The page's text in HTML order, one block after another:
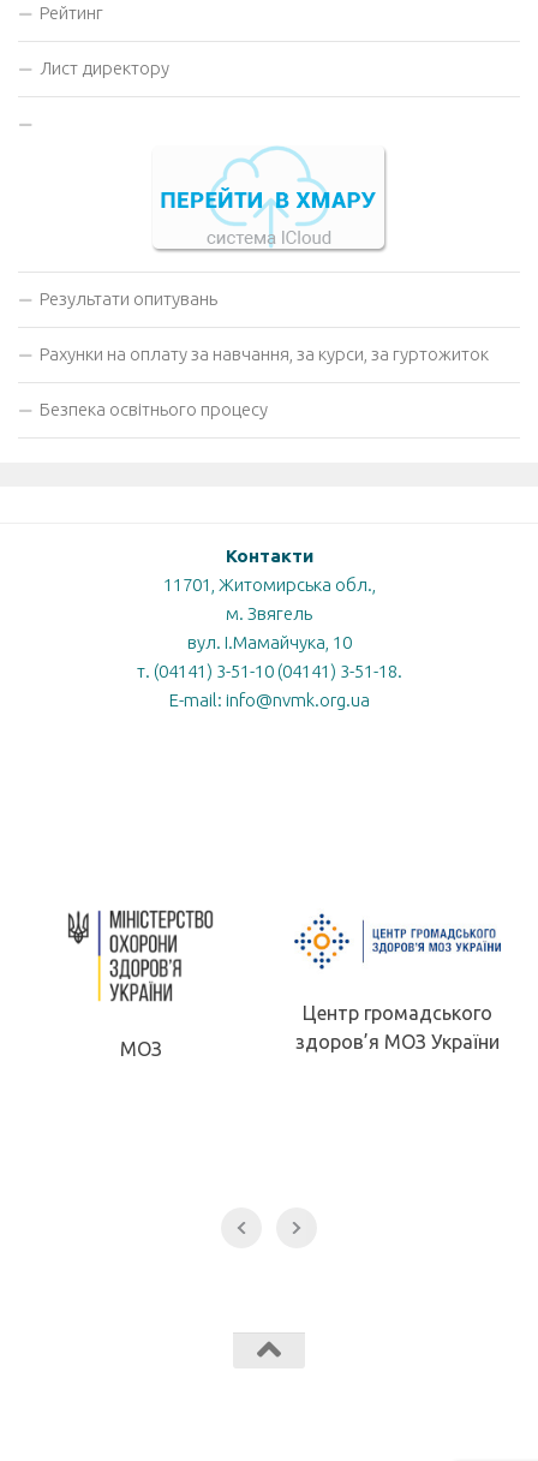
Рейтинг
Лист директору
Результати опитувань
Рахунки на оплату за навчання, за курси, за гуртожиток
Безпека освітнього процесу
Контакти
11701, Житомирська обл.,
м. Звягель
вул. І.Мамайчука, 10
т. (04141) 3-51-10 (04141) 3-51-18.
E-mail: info@nvmk.org.ua
МОЗ
Центр громадського
здоров’я МОЗ України